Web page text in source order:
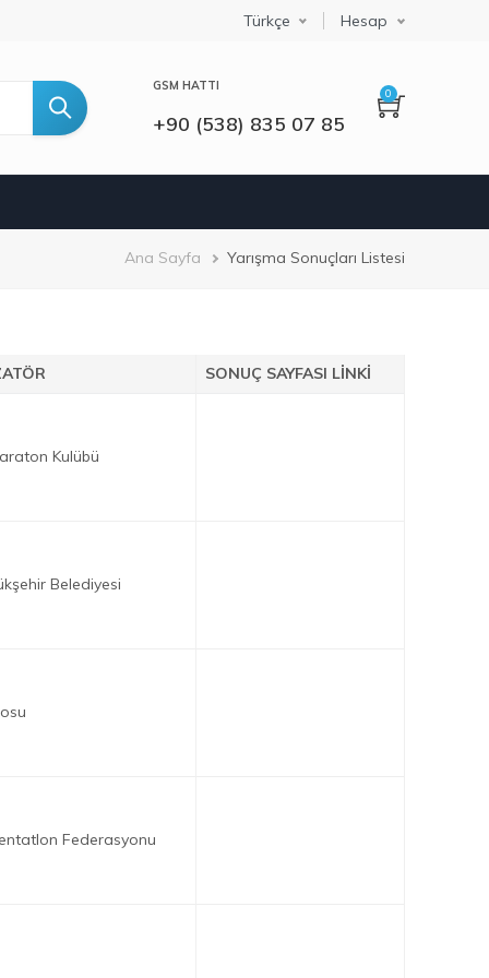
Select your language
Türkçe Hesap
GSM HATTI
+90 (538) 835 07 85
0
Sayfa
Ana Sayfa Yarışma Sonuçları Listesi
SONUÇ SAYFASI LINKI
Kulübü
Belediyesi
Federasyonu